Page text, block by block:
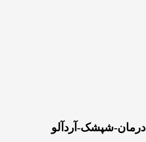
درمان-شپشک-آردآلو